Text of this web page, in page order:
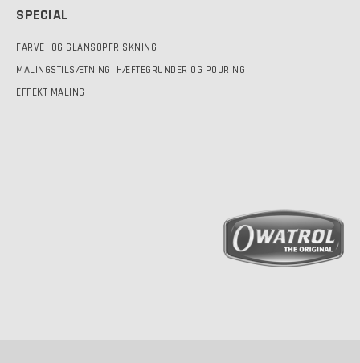
SPECIAL
FARVE- OG GLANSOPFRISKNING
MALINGSTILSÆTNING, HÆFTEGRUNDER OG POURING
EFFEKT MALING